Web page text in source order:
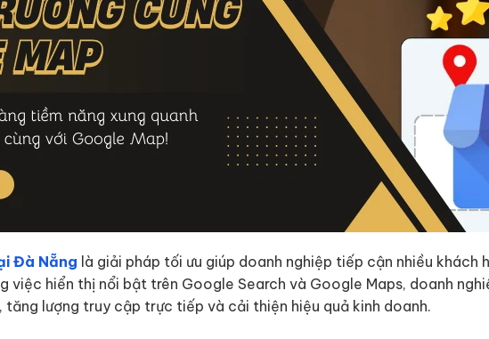
Đà Nẵng là giải pháp tối ưu giúp doanh nghiệp tiếp cận nhiều khách
việc hiển thị nổi bật trên Google Search và Google Maps, doanh
tăng lượng truy cập trực tiếp và cải thiện hiệu quả kinh doanh.